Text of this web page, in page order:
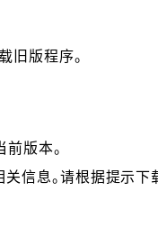
旧版程序。
版本。
信息。请根据提示下